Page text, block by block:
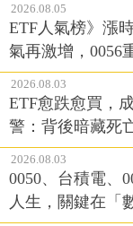
2026.08.05
ETF人氣榜》漲
氣再激增，0056
2026.08.03
ETF愈跌愈買，
警：背後暗藏死
2026.08.03
0050、台積電、
人生，關鍵在「